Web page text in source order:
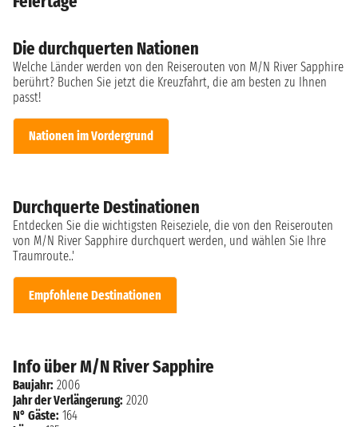
Die durchquerten Nationen
Welche Länder werden von den Reiserouten von M/N River Sapphire
berührt? Buchen Sie jetzt die Kreuzfahrt, die am besten zu Ihnen
passt!
Nationen im Vordergrund
Durchquerte Destinationen
Entdecken Sie die wichtigsten Reiseziele, die von den Reiserouten
von M/N River Sapphire durchquert werden, und wählen Sie Ihre
Traumroute..'
Empfohlene Destinationen
Info über M/N River Sapphire
Baujahr: 2006
Jahr der Verlängerung: 2020
N° Gäste: 164